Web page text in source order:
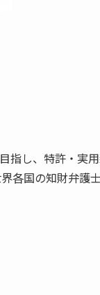
指し、特許・実
各国の知財弁護